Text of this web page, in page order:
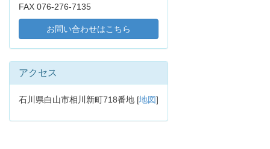
FAX 076-276-7135
お問い合わせはこちら
アクセス
石川県白山市相川新町718番地 [地図]